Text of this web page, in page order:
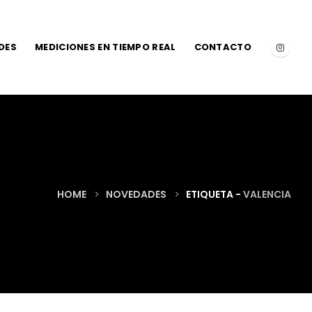
MEDICIONES EN TIEMPO REAL CONTACTO
HOME NOVEDADES ETIQUETA - VALENCIA